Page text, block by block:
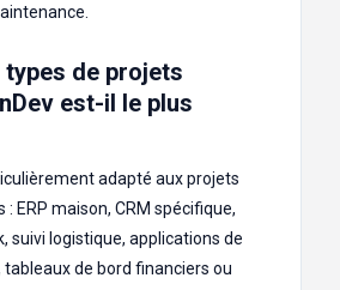
de projets
est-il le plus
adapté aux projets
ERP maison, CRM spécifique,
suivi logistique, applications de
tableaux de bord financiers ou